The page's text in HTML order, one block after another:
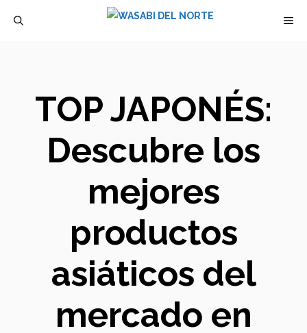
TOP JAPONÉS:
Descubre los
mejores
productos
asiáticos del
mercado en